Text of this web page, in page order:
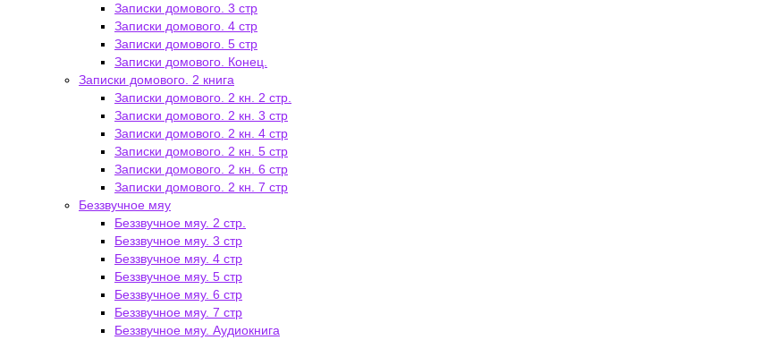
Записки домового. 3 стр
Записки домового. 4 стр
Записки домового. 5 стр
Записки домового. Конец.
Записки домового. 2 книга
Записки домового. 2 кн. 2 стр.
Записки домового. 2 кн. 3 стр
Записки домового. 2 кн. 4 стр
Записки домового. 2 кн. 5 стр
Записки домового. 2 кн. 6 стр
Записки домового. 2 кн. 7 стр
Беззвучное мяу
Беззвучное мяу. 2 стр.
Беззвучное мяу. 3 стр
Беззвучное мяу. 4 стр
Беззвучное мяу. 5 стр
Беззвучное мяу. 6 стр
Беззвучное мяу. 7 стр
Беззвучное мяу. Аудиокнига